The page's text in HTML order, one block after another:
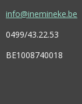
info@inemineke.be
0499/43.22.53
BE1008740018